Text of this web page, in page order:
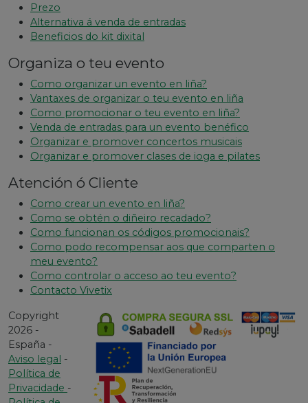
Prezo
Alternativa á venda de entradas
Beneficios do kit dixital
Organiza o teu evento
Como organizar un evento en liña?
Vantaxes de organizar o teu evento en liña
Como promocionar o teu evento en liña?
Venda de entradas para un evento benéfico
Organizar e promover concertos musicais
Organizar e promover clases de ioga e pilates
Atención ó Cliente
Como crear un evento en liña?
Como se obtén o diñeiro recadado?
Como funcionan os códigos promocionais?
Como podo recompensar aos que comparten o
meu evento?
Como controlar o acceso ao teu evento?
Contacto Vivetix
Copyright
2026 -
España -
Aviso legal -
Política de
Privacidade -